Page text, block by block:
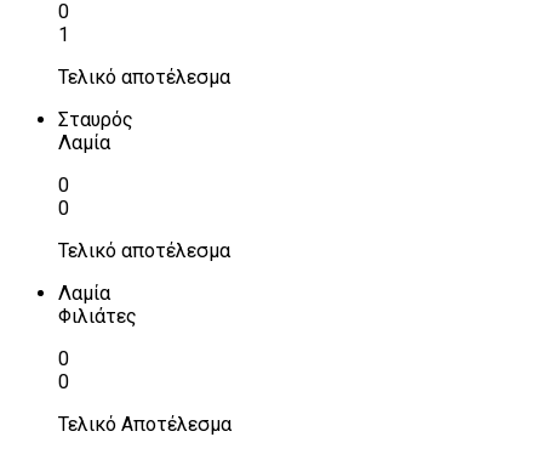
0
1
Τελικό αποτέλεσμα
Σταυρός
Λαμία
0
0
Τελικό αποτέλεσμα
Λαμία
Φιλιάτες
0
0
Τελικό Αποτέλεσμα